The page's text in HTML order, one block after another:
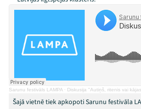
Mana programma
Festivāls
Programma
Arhīvs
Sarunu festivāls LAMPA · Diskusija "Autiņš, ritenis vai
Šajā vietnē tiek apkopoti Sarunu festivāla